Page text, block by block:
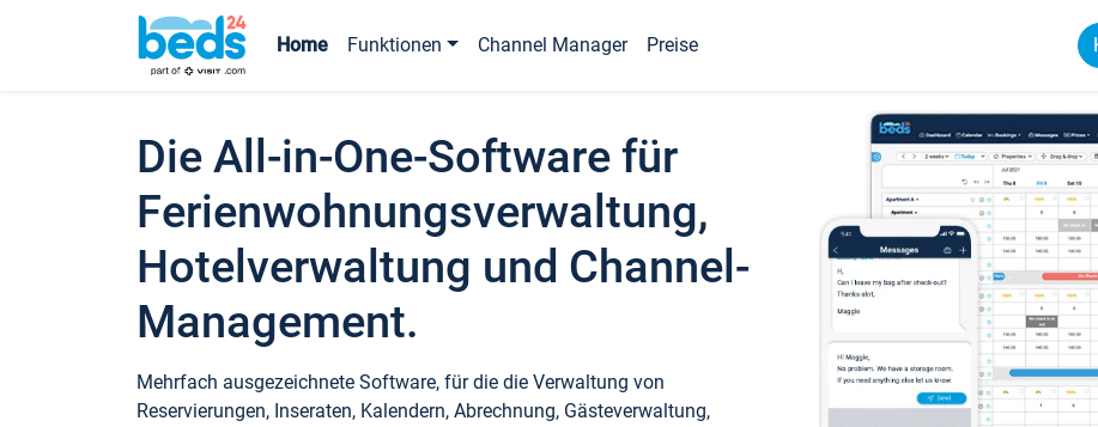
Home Funktionen Channel Manager Preise
Die All-in-One-Software für
Ferienwohnungsverwaltung,
Hotelverwaltung und Channel-
Management.
Mehrfach ausgezeichnete Software, für die die Verwaltung von
Reservierungen, Inseraten, Kalendern, Abrechnung, Gästeverwaltung,